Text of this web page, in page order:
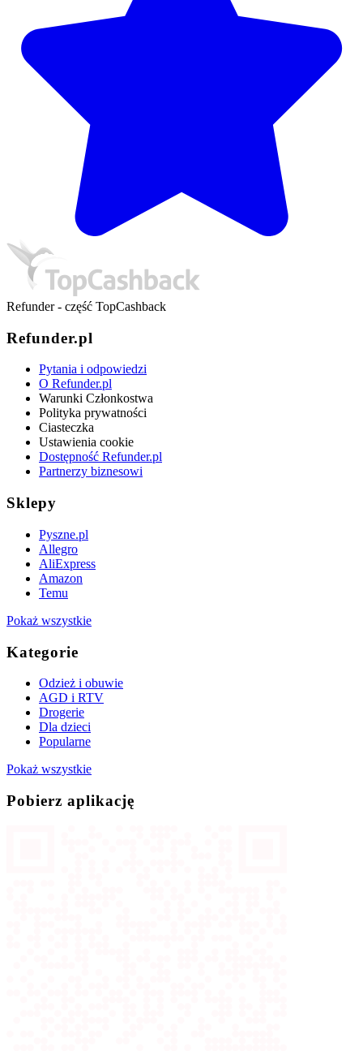
Refunder - część TopCashback
Refunder.pl
Pytania i odpowiedzi
O Refunder.pl
Warunki Członkostwa
Polityka prywatności
Ciasteczka
Ustawienia cookie
Dostępność Refunder.pl
Partnerzy biznesowi
Sklepy
Pyszne.pl
Allegro
AliExpress
Amazon
Temu
Pokaż wszystkie
Kategorie
Odzież i obuwie
AGD i RTV
Drogerie
Dla dzieci
Popularne
Pokaż wszystkie
Pobierz aplikację